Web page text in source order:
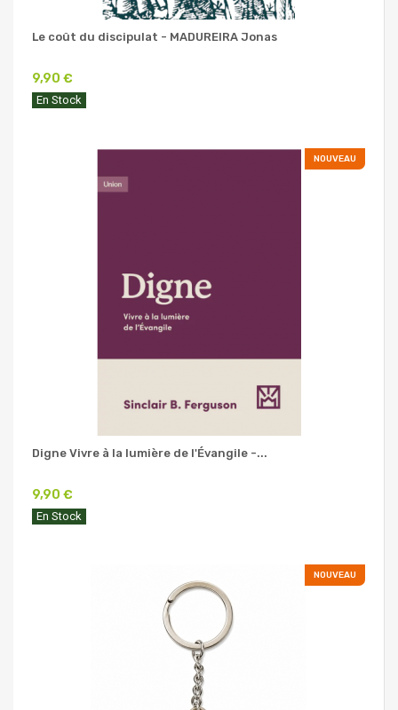
Le coût du discipulat - MADUREIRA Jonas
9,90 €
En Stock
NOUVEAU
Digne Vivre à la lumière de l'Évangile -...
9,90 €
En Stock
NOUVEAU